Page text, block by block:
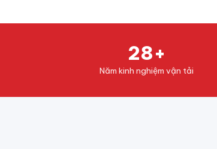
28+
Năm kinh nghiệm vận tải